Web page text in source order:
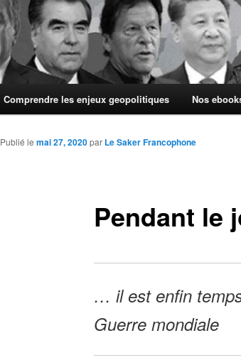
Comprendre les enjeux geopolitiques Nos
Pendant le
Publié le mai 27, 2020par Le Saker Francophone
… il est enfin
Guerre mondiale